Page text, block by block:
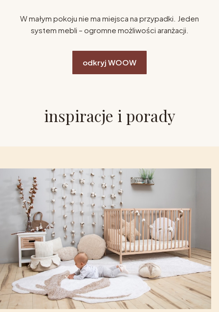
W małym pokoju nie ma miejsca na przypadki. Jeden
system mebli – ogromne możliwości aranżacji.
odkryj WOOW
inspiracje i porady